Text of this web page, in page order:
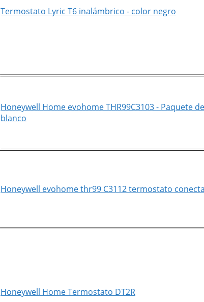
Termostato Lyric T6 inalámbrico - color negro
Honeywell Home evohome THR99C3103 - Paquete
blanco
Honeywell evohome thr99 C3112 termostato
Honeywell Home Termostato DT2R